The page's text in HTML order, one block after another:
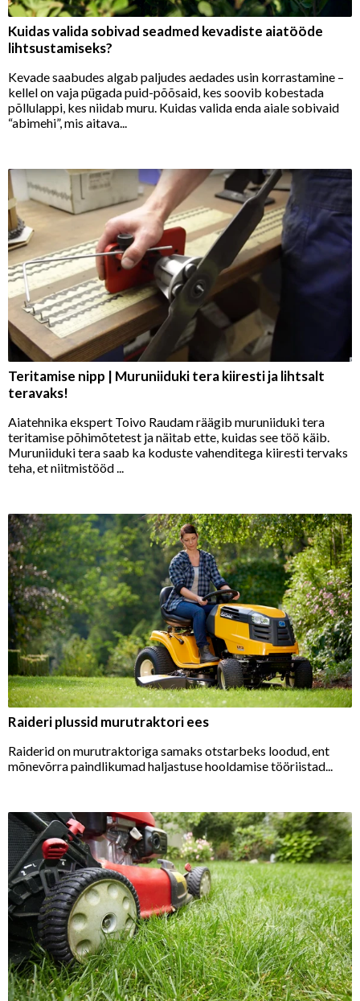
Kuidas valida sobivad seadmed kevadiste aiatööde
lihtsustamiseks?
Kevade saabudes algab paljudes aedades usin korrastamine –
kellel on vaja pügada puid-põõsaid, kes soovib kobestada
põllulappi, kes niidab muru. Kuidas valida enda aiale sobivaid
“abimehi”, mis aitava...
Teritamise nipp | Muruniiduki tera kiiresti ja lihtsalt
teravaks!
Aiatehnika ekspert Toivo Raudam räägib muruniiduki tera
teritamise põhimõtetest ja näitab ette, kuidas see töö käib.
Muruniiduki tera saab ka koduste vahenditega kiiresti tervaks
teha, et niitmistööd ...
Raideri plussid murutraktori ees
Raiderid on murutraktoriga samaks otstarbeks loodud, ent
mõnevõrra paindlikumad haljastuse hooldamise tööriistad...